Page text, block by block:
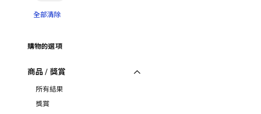
全部清除
購物的選項
商品 / 獎賞
所有結果
獎賞